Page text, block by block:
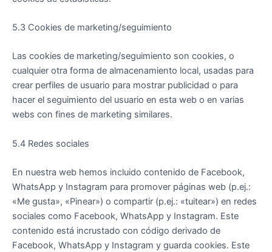
5.3 Cookies de marketing/seguimiento
Las cookies de marketing/seguimiento son cookies, o
cualquier otra forma de almacenamiento local, usadas para
crear perfiles de usuario para mostrar publicidad o para
hacer el seguimiento del usuario en esta web o en varias
webs con fines de marketing similares.
5.4 Redes sociales
En nuestra web hemos incluido contenido de Facebook,
WhatsApp y Instagram para promover páginas web (p.ej.:
«Me gusta», «Pinear») o compartir (p.ej.: «tuitear») en redes
sociales como Facebook, WhatsApp y Instagram. Este
contenido está incrustado con código derivado de
Facebook, WhatsApp y Instagram y guarda cookies. Este